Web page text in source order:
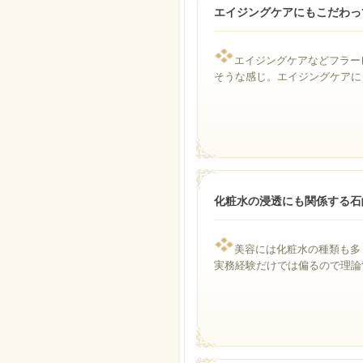
エイジングケアにもこだわ
エイジングケアなどフラ
そうな感じ。エイジングケア
化粧水の浸透にも関係する
美容には化粧水の種類も
実務経験だけでは偏るので理